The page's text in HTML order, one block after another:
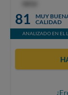
81
MUY
CALIDAD
ANALIZADO EN EL